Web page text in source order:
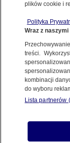
lotniska
pasażerów
14.10.2023, 15:33
Udostępnij
plików cookie i
Polityka
Wraz z
treści.
kombinacji
do wyboru
Lista partnerów